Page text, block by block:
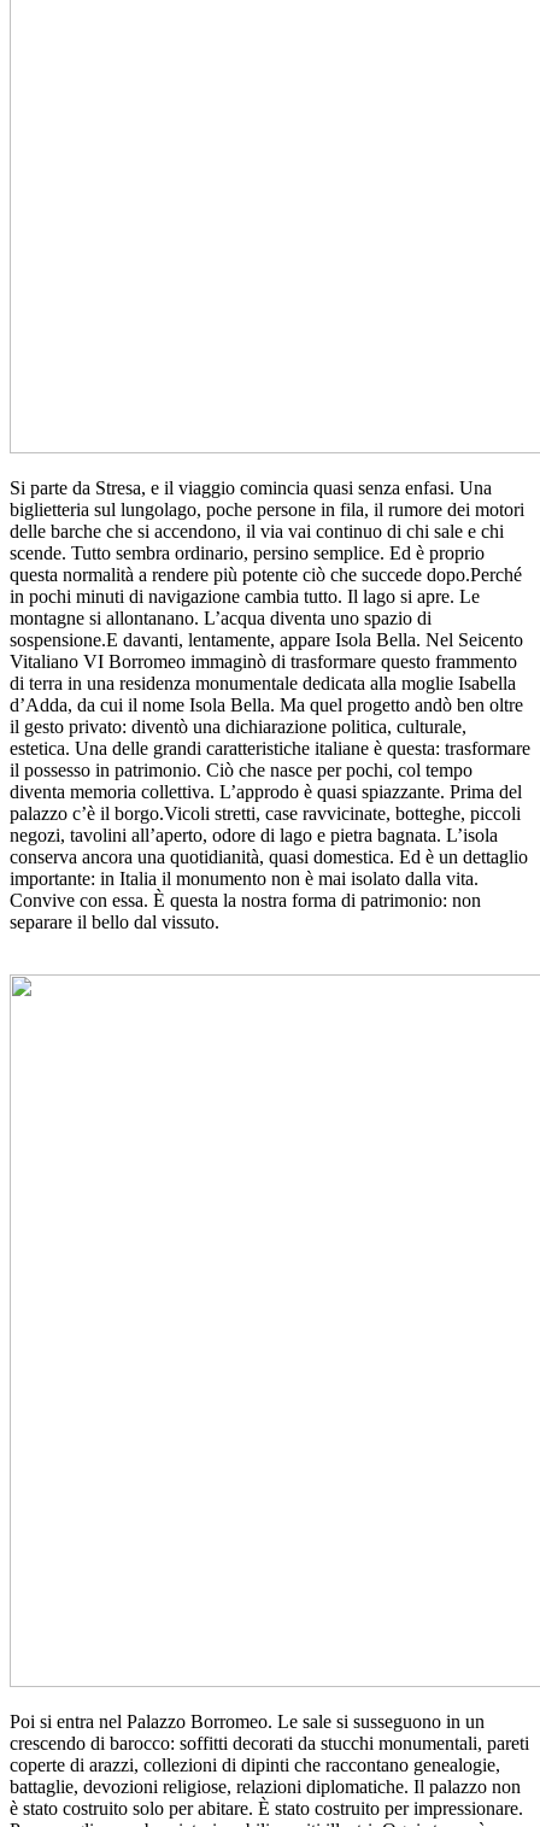
Si parte da Stresa, e il viaggio comincia quasi senza enfasi. Una
biglietteria sul lungolago, poche persone in fila, il rumore dei motori
delle barche che si accendono, il via vai continuo di chi sale e chi
scende. Tutto sembra ordinario, persino semplice. Ed è proprio
questa normalità a rendere più potente ciò che succede dopo.Perché
in pochi minuti di navigazione cambia tutto. Il lago si apre. Le
montagne si allontanano. L’acqua diventa uno spazio di
sospensione.E davanti, lentamente, appare Isola Bella. Nel Seicento
Vitaliano VI Borromeo immaginò di trasformare questo frammento
di terra in una residenza monumentale dedicata alla moglie Isabella
d’Adda, da cui il nome Isola Bella. Ma quel progetto andò ben oltre
il gesto privato: diventò una dichiarazione politica, culturale,
estetica. Una delle grandi caratteristiche italiane è questa: trasformare
il possesso in patrimonio. Ciò che nasce per pochi, col tempo
diventa memoria collettiva. L’approdo è quasi spiazzante. Prima del
palazzo c’è il borgo.Vicoli stretti, case ravvicinate, botteghe, piccoli
negozi, tavolini all’aperto, odore di lago e pietra bagnata. L’isola
conserva ancora una quotidianità, quasi domestica. Ed è un dettaglio
importante: in Italia il monumento non è mai isolato dalla vita.
Convive con essa. È questa la nostra forma di patrimonio: non
separare il bello dal vissuto.
Poi si entra nel Palazzo Borromeo. Le sale si susseguono in un
crescendo di barocco: soffitti decorati da stucchi monumentali, pareti
coperte di arazzi, collezioni di dipinti che raccontano genealogie,
battaglie, devozioni religiose, relazioni diplomatiche. Il palazzo non
è stato costruito solo per abitare. È stato costruito per impressionare.